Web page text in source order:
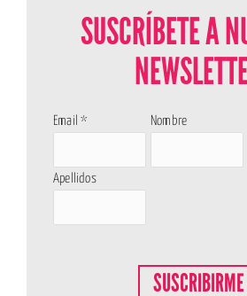
SUSCRÍBETE A
Email* Nombre
Apellidos